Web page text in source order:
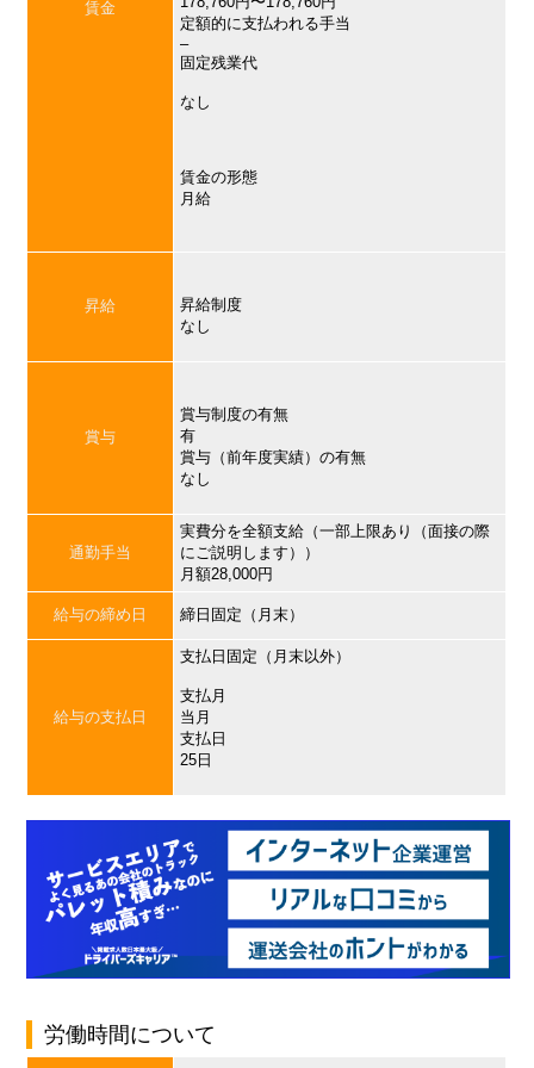
賃金
定額的に支払われる手当
–
固定残業代
なし
賃金の形態
月給
昇給
昇給制度
なし
賞与
賞与制度の有無
有
賞与（前年度実績）の有無
なし
通勤手当
実費分を全額支給（一部上限あり（面接の際
にご説明します））
月額28,000円
給与の締め日 締日固定（月末）
給与の支払日
支払日固定（月末以外）
支払月
当月
支払日
25日
労働時間について